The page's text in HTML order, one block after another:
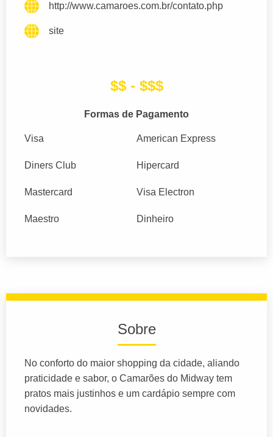
http://www.camaroes.com.br/contato.php
site
$$ - $$$
Formas de Pagamento
Visa American Express
Diners Club Hipercard
Mastercard Visa Electron
Maestro Dinheiro
Sobre
No conforto do maior shopping da cidade, aliando
praticidade e sabor, o Camarões do Midway tem
pratos mais justinhos e um cardápio sempre com
novidades.